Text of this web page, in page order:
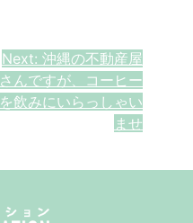
Next: 沖縄の不動産屋
さんですが、コーヒー
を飲みにいらっしゃい
ませ